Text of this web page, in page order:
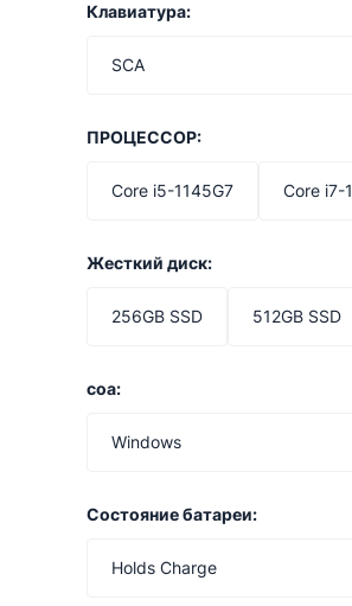
Клавиатура:
SCA
ПРОЦЕССОР:
Core i5-1145G7 Core i7-
Жесткий диск:
256GB SSD 512GB SSD
coa:
Windows
Состояние батареи:
Holds Charge